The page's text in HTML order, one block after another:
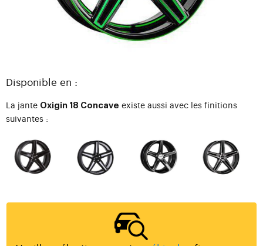
Disponible en :
La jante Oxigin 18 Concave existe aussi avec les finitions
suivantes :